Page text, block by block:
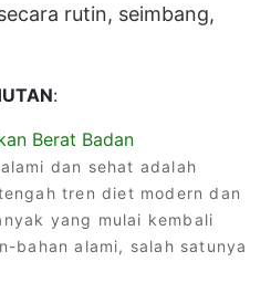
rutin, seimbang,
:
Berat Badan
dan sehat adalah
tren diet modern dan
yang mulai kembali
bahan alami, salah satunya